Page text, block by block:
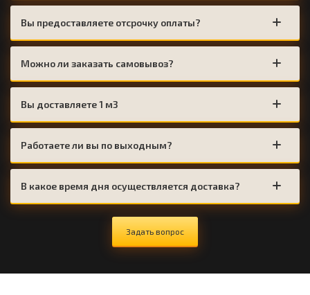
Вы предоставляете отсрочку оплаты?
Можно ли заказать самовывоз?
Вы доставляете 1 м3
Работаете ли вы по выходным?
В какое время дня осуществляется доставка?
Задать вопрос